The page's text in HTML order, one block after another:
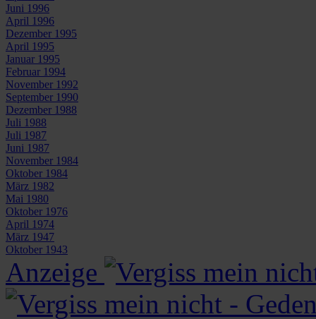
Juni 1996
April 1996
Dezember 1995
April 1995
Januar 1995
Februar 1994
November 1992
September 1990
Dezember 1988
Juli 1988
Juli 1987
Juni 1987
November 1984
Oktober 1984
März 1982
Mai 1980
Oktober 1976
April 1974
März 1947
Oktober 1943
Anzeige